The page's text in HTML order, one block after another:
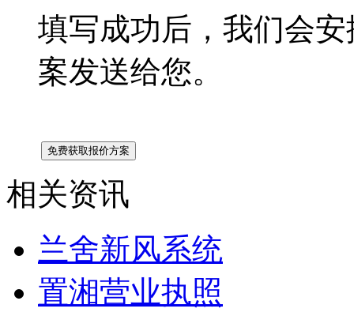
填写成功后，我们会
案发送给您。
相关资讯
兰舍新风系统
置湘营业执照